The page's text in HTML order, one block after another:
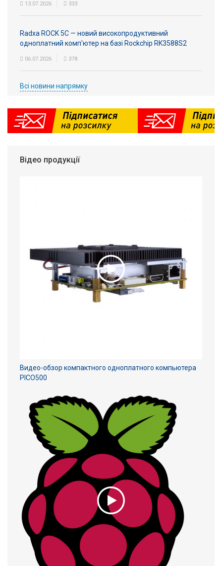
13.07.2026 333
Radxa ROCK 5C — новий високопродуктивний
одноплатний комп'ютер на базі Rockchip RK3588S2
06.07.2026 378
Всі новини напрямку
Відео продукції
Видео-обзор компактного одноплатного компьютера
PICO500